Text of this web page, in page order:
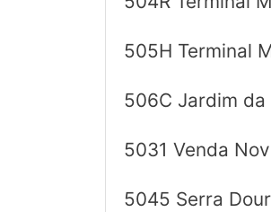
505H Terminal
506C Jardim
5031 Venda
5045 Serra